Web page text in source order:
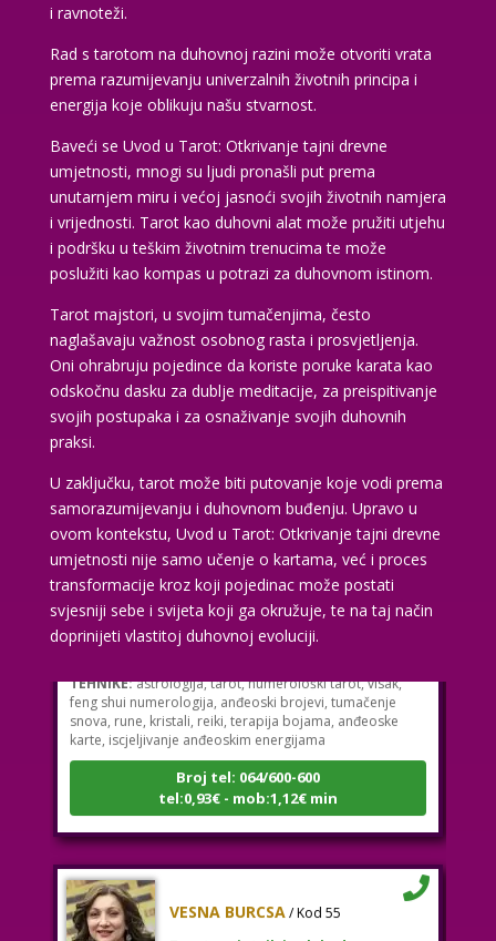
i ravnoteži.
Rad s tarotom na duhovnoj razini može otvoriti vrata
prema razumijevanju univerzalnih životnih principa i
energija koje oblikuju našu stvarnost.
Baveći se Uvod u Tarot: Otkrivanje tajni drevne
umjetnosti, mnogi su ljudi pronašli put prema
unutarnjem miru i većoj jasnoći svojih životnih namjera
i vrijednosti. Tarot kao duhovni alat može pružiti utjehu
i podršku u teškim životnim trenucima te može
poslužiti kao kompas u potrazi za duhovnom istinom.
Tarot majstori, u svojim tumačenjima, često
naglašavaju važnost osobnog rasta i prosvjetljenja.
Oni ohrabruju pojedince da koriste poruke karata kao
odskočnu dasku za dublje meditacije, za preispitivanje
svojih postupaka i za osnaživanje svojih duhovnih
praksi.
U zaključku, tarot može biti putovanje koje vodi prema
samorazumijevanju i duhovnom buđenju. Upravo u
ovom kontekstu, Uvod u Tarot: Otkrivanje tajni drevne
umjetnosti nije samo učenje o kartama, već i proces
transformacije kroz koji pojedinac može postati
svjesniji sebe i svijeta koji ga okružuje, te na taj način
doprinijeti vlastitoj duhovnoj evoluciji.
ELA/ Kod 151
Tarot savjetnik je slobodan
feng shui numerologija, anđeoski brojevi, tumačenje
snova, rune, kristali, reiki, terapija bojama, anđeoske
karte, iscjeljivanje anđeoskim energijama
Broj tel: 064/600-600
tel:0,93€ - mob:1,12€ min
Tarot savjetnik je slobodan